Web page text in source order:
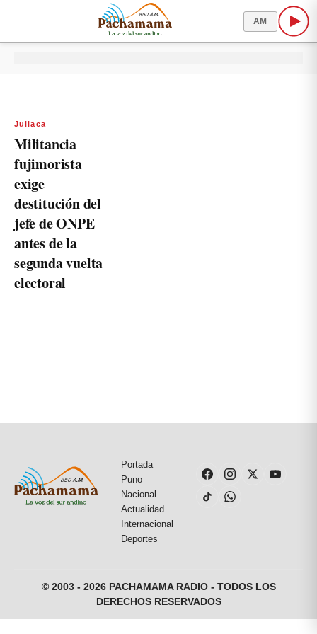
AM
Juliaca
Militancia
fujimorista
exige
destitución del
jefe de ONPE
antes de la
segunda vuelta
electoral
Portada
Puno
Nacional
Actualidad
Internacional
Deportes
© 2003 - 2026 PACHAMAMA RADIO - TODOS LOS
DERECHOS RESERVADOS